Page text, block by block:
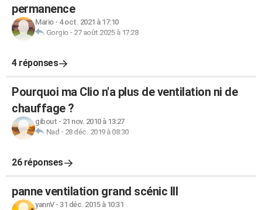
permanence
Mario- 4 oct. 2021 à 17:10
Gorgio- 27 août 2025 à 17:28
4 réponses
Pourquoi ma Clio n'a plus de ventilation ni de
chauffage ?
gibout - 21 nov. 2010 à 13:27
Nad - 28 déc. 2019 à 08:30
26 réponses
panne ventilation grand scénic III
yannV- 31 déc. 2015 à 10:31